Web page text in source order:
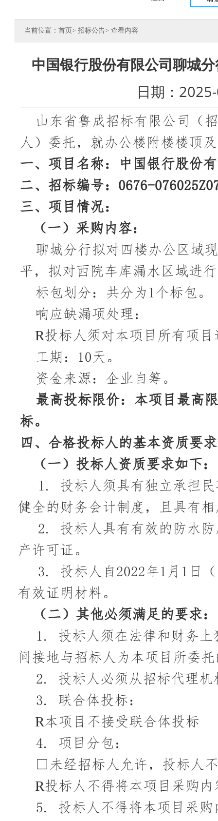
当前位置：首页 > 招标公告> 查看内容
中国银行股份有限公司聊城
日期：
山东省鲁成招标有限公司（
人）委托，就办公楼附楼楼顶
一、 项目名称：
中国银行股份
二、 招标编号： 0676-
三、 项目情况：
（一）
采购 内容：
聊城分行拟对四楼办公区域
平，拟对西院车库漏水区域进
标包划分：共分为 1个标包。
响应缺漏项处理：
R投标人须对本项目所有项
工期：
10天。
资金来源：企业自筹。
最高投标限价：本项目最高
标。
四、 合格投标人的基本资质要
（一） 投标人 资质要求如下：
1. 投标人须具有独立承担
健全的财务会计制度，
且具有
2. 投标人具有有效的防水
产许可证。
3. 投标人自 2022年1 月 1 日
有效证明材料。
（二） 其他必须满足的要求：
1. 投标人须在法律和财务
间接地与招标人为本项目所委
2. 投标人必须从招标代理
3. 联合体投标：
R本项目不接受联合体投标
4. 项目分包：
□ 未经招标人允许，投标人
R投标人不得将本项目采购
5. 投标人不得将本项目采